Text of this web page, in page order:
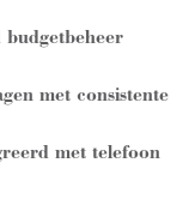
met consistente
met telefoon